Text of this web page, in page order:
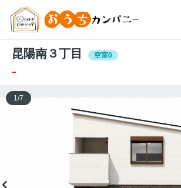
昆陽南３丁目 空室0
-
1 /7